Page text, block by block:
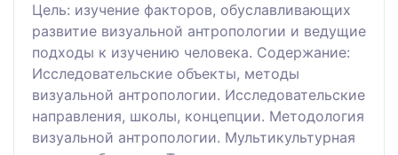
Цель: изучение факторов, обуславливающих
развитие визуальной антропологии и ведущие
подходы к изучению человека. Содержание:
Исследовательские объекты, методы
визуальной антропологии. Исследовательские
направления, школы, концепции. Методология
визуальной антропологии. Мультикультурная